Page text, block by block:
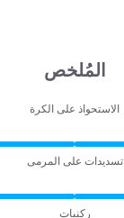
المُلخص
الاستحواذ على الكرة
تسديدات على المرمى
ركنيات